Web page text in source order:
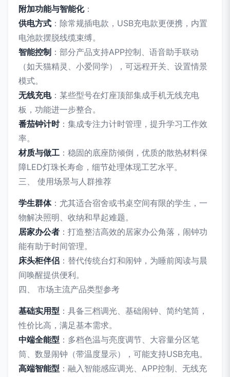
附加功能与智能化：
供电方式 ：除常规插电款，USB充电款更便携，内置
电池款摆脱线缆束缚。
智能控制 ：部分产品支持APP控制、语音助手联动
（如天猫精灵、小爱同学），可远程开关、设置情景
模式。
无线充电：某些型号在灯座顶部集成手机无线充电
板，功能进一步整合。
番茄钟计时：集成专注力计时管理，提升学习工作效
率。
材质与做工 ：稳固的底座防倾倒，优质的散热材料保
障LED灯珠长寿命，细节处理体现工艺水平。
三、 使用场景与人群推荐
学生群体：尤其适合宿舍或书桌空间有限的学生，一
物解决照明、收纳和早起难题。
居家办公者 ：打造整洁高效的居家办公角落，闹钟功
能有助于时间管理。
床头柜伴侣 ：替代传统台灯和闹钟，为睡前阅读与晨
间唤醒提供便利。
四、 市场主流产品类型参考
基础实用型 ：具备三档调光、基础闹钟、简约笔筒，
性价比高，满足基本需求。
中端全能型 ：多档色温与亮度调节、大容量分区笔
筒、数显闹钟（带温度显示），可能支持USB充电。
高端智能型 ：融入智能感应调光、APP控制、无线充